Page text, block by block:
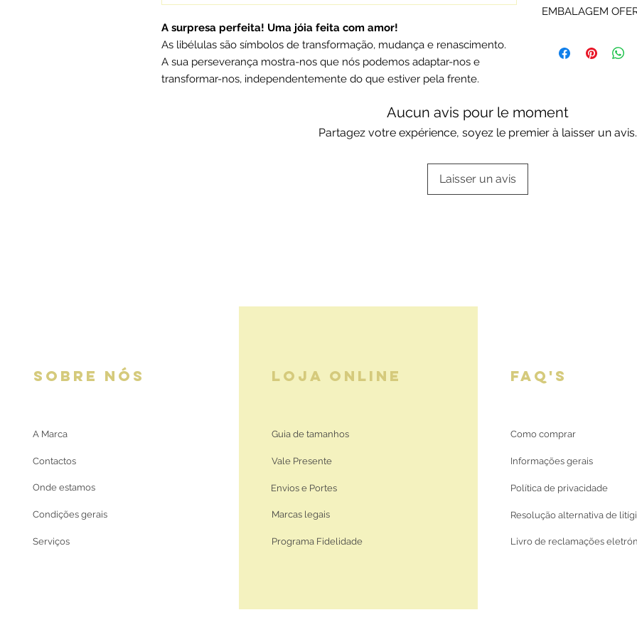
A surpresa perfeita! Uma jóia feita com amor!
As libélulas são símbolos de transformação, mudança e renascimento.
A sua perseverança mostra-nos que nós podemos adaptar-nos e
transformar-nos, independentemente do que estiver pela frente.
Rota do Ouro são
EMBALAGEM
ou da marca.
Aucun avis pour le moment
Partagez votre expérience, soyez le premier à laisser un avis.
Laisser un avis
SOBRE NÓS
A Marca
Contactos
Onde estamos
Condições gerais
Serviços
LOJA ONLINE
Guia de tamanhos
Vale Presente
Envios e Portes
Marcas legais
Programa Fidelidade
FAQ'S
Como comprar
Informações gerais
Política de privacidade
Resolução alternativa de
Livro de reclamações